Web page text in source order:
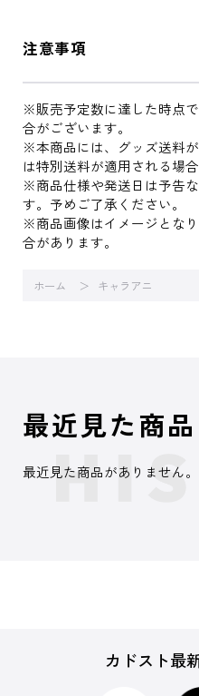
注意事項
※販売予定数に達した時点
合がございます。
※本商品には、グッズ送料
は特別送料が適用される場合
※商品仕様や発送日は予告
す。予めご了承ください。
※商品画像はイメージとな
合があります。
ホーム キャラアニ
最近見た商品
最近見た商品がありません。
カドスト最